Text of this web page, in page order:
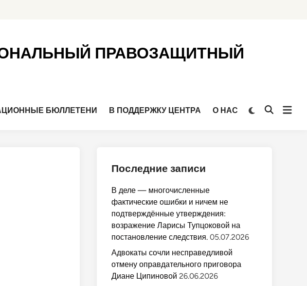
ПРАВОЗАЩИТНЫЙ
БЮЛЛЕТЕНИ В ПОДДЕРЖКУ ЦЕНТРА О НАС
Переключить
Открыть
Последние записи
В деле — многочисленные
фактические ошибки и ничем не
подтверждённые утверждения:
возражение Ларисы Тупцоковой на
постановление следствия. 05.07.2026
Адвокаты сочли несправедливой
отмену оправдательного приговора
Диане Ципиновой 26.06.2026